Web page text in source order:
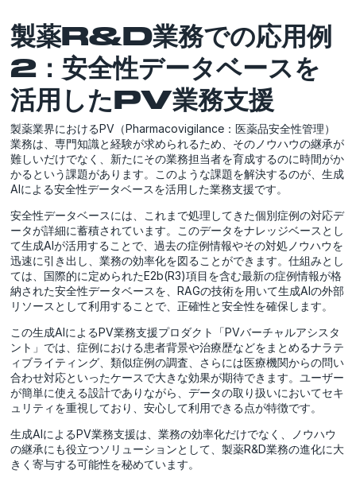
製薬R&D業務での応用例
2：安全性データベースを
活用したPV業務支援
製薬業界におけるPV（Pharmacovigilance：医薬品安全性管理）
業務は、専門知識と経験が求められるため、そのノウハウの継承が
難しいだけでなく、新たにその業務担当者を育成するのに時間がか
かるという課題があります。このような課題を解決するのが、生成
AIによる安全性データベースを活用した業務支援です。
安全性データベースには、これまで処理してきた個別症例の対応デ
ータが詳細に蓄積されています。このデータをナレッジベースとし
て生成AIが活用することで、過去の症例情報やその対処ノウハウを
迅速に引き出し、業務の効率化を図ることができます。仕組みとし
ては、国際的に定められたE2b(R3)項目を含む最新の症例情報が格
納された安全性データベースを、RAGの技術を用いて生成AIの外部
リソースとして利用することで、正確性と安全性を確保します。
この生成AIによるPV業務支援プロダクト「PVバーチャルアシスタ
ント」では、症例における患者背景や治療歴などをまとめるナラテ
ィブライティング、類似症例の調査、さらには医療機関からの問い
合わせ対応といったケースで大きな効果が期待できます。ユーザー
が簡単に使える設計でありながら、データの取り扱いにおいてセキ
ュリティを重視しており、安心して利用できる点が特徴です。
生成AIによるPV業務支援は、業務の効率化だけでなく、ノウハウ
の継承にも役立つソリューションとして、製薬R&D業務の進化に大
きく寄与する可能性を秘めています。